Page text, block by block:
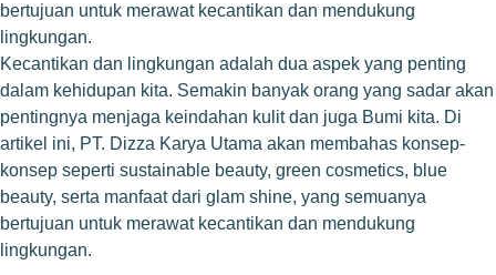
bertujuan untuk merawat kecantikan dan mendukung
lingkungan.
Kecantikan dan lingkungan adalah dua aspek yang penting
dalam kehidupan kita. Semakin banyak orang yang sadar akan
pentingnya menjaga keindahan kulit dan juga Bumi kita. Di
artikel ini, PT. Dizza Karya Utama akan membahas konsep-
konsep seperti sustainable beauty, green cosmetics, blue
beauty, serta manfaat dari glam shine, yang semuanya
bertujuan untuk merawat kecantikan dan mendukung
lingkungan.